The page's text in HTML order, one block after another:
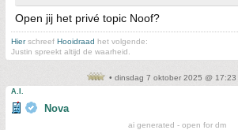
Open jij het privé topic Noof?
Hierschreef Hooidraad het volgende:
Justin spreekt altijd de waarheid.
• dinsdag 7 oktober 2025 @ 17:23
A.I.
Nova
ai generated - open for dm